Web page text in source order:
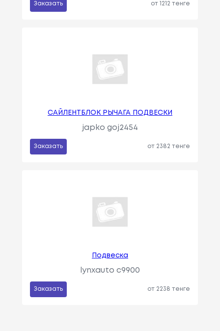
Заказать от 1212 тенге
САЙЛЕНТБЛОК РЫЧАГА ПОДВЕСКИ
japko goj2454
Заказать от 2382 тенге
Подвеска
lynxauto c9900
Заказать от 2238 тенге